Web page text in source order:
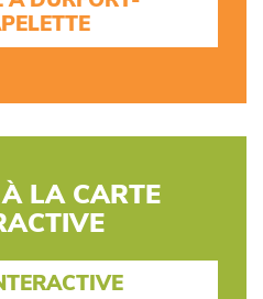
LA CARTE